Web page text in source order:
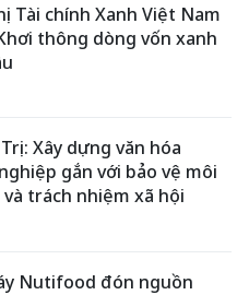
Tài chính Xanh Việt Nam
thông dòng vốn xanh
Xây dựng văn hóa
gắn với bảo vệ môi
trách nhiệm xã hội
Nutifood đón nguồn